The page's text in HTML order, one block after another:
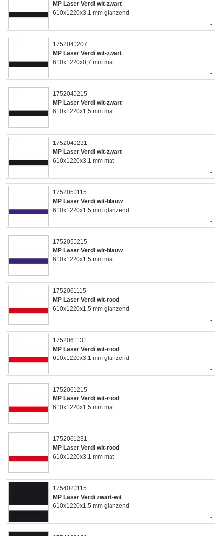
MP Laser Verdi wit-zwart
610x1220x3,1 mm glanzend
-
1752040207
MP Laser Verdi wit-zwart
610x1220x0,7 mm mat
-
1752040215
MP Laser Verdi wit-zwart
610x1220x1,5 mm mat
-
1752040231
MP Laser Verdi wit-zwart
610x1220x3,1 mm mat
-
1752050115
MP Laser Verdi wit-blauw
610x1220x1,5 mm glanzend
-
1752050215
MP Laser Verdi wit-blauw
610x1220x1,5 mm mat
-
1752061115
MP Laser Verdi wit-rood
610x1220x1,5 mm glanzend
-
1752061131
MP Laser Verdi wit-rood
610x1220x3,1 mm glanzend
-
1752061215
MP Laser Verdi wit-rood
610x1220x1,5 mm mat
-
1752061231
MP Laser Verdi wit-rood
610x1220x3,1 mm mat
-
1754020115
MP Laser Verdi zwart-wit
610x1220x1,5 mm glanzend
-